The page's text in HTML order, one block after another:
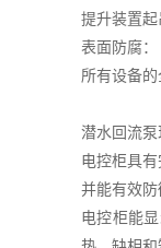
提升装置
表面防腐
所有设备
潜水回流
电控柜具
并能有效
电控柜能